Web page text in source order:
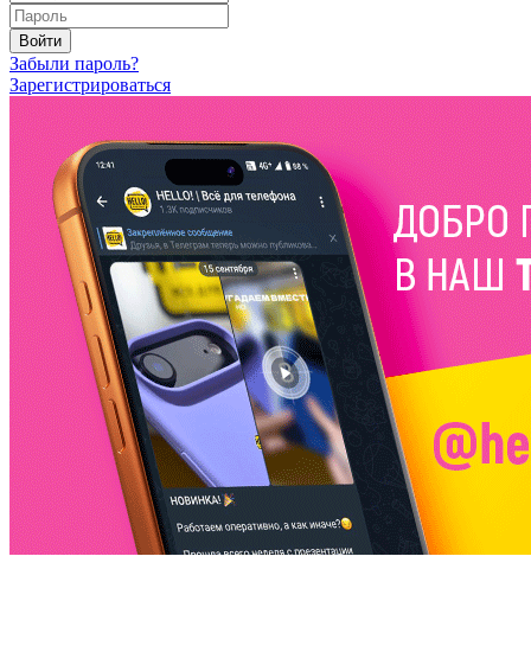
Войти
Забыли пароль?
Зарегистрироваться